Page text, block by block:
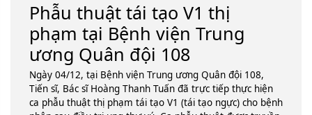
Phẫu thuật tái tạo V1 thị
phạm tại Bệnh viện Trung
ương Quân đội 108
Ngày 04/12, tại Bệnh viện Trung ương Quân đội 108,
Tiến sĩ, Bác sĩ Hoàng Thanh Tuấn đã trực tiếp thực hiện
ca phẫu thuật thị phạm tái tạo V1 (tái tạo ngực) cho bệnh